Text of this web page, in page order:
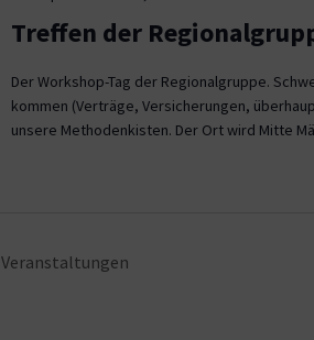
Treffen der
Der Workshop-Tag der Regionalgruppe.
kommen (Verträge, Versicherungen,
unsere Methodenkisten. Der Ort wird Mitte
Veranstaltungen